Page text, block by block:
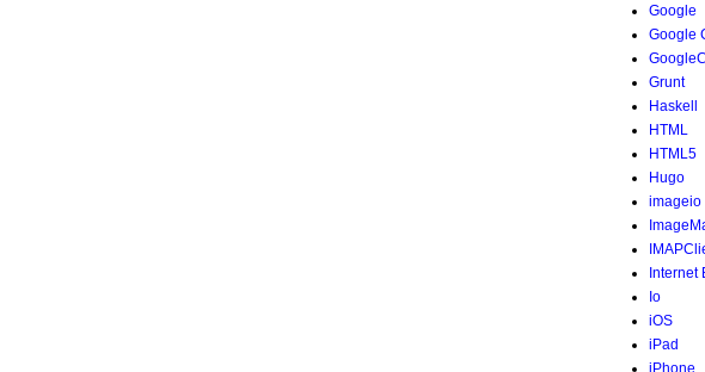
Google
Google
Grunt
Haskell
HTML
HTML5
Hugo
imageio
Internet
Io
iOS
iPad